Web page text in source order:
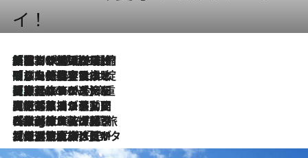
イ！
2026.8.6
「荷物が増えるほど旅ストレスは増す」美容ジャーナリストがたどり着いた最終結論。“化粧品を劇的に減らす”感動の凝縮美容とは
2026.8.6
「旅先には金髪ウィッグを持参」日本と同じメイクでは損してる!? 美容ジャーナリストが提案する“掟破りの旅美容”とは
2026.8.6
【厳選旅コスメ】「身軽さ＆UV対策重視！」ヘアアーティストshucoが選んだ夏旅ベストコスメを発表【Mサイズジップ】
2026.8.5
【厳選旅コスメ】国内をあちこち移動する河井菜摘が選んだ夏旅ベストコスメ発表！「リラックスアイテムはマスト」【Mサイズジップ】
2026.8.4
【厳選旅コスメ】「紫外線＆乾燥対策しながらメイク感も！」ヘア＆メイクGeorgeが選んだ夏旅ベストコスメを発表！【Mサイズジップ】
2026.8.3
【厳選旅コスメ】「保湿もタイパ重視！」“サウナ好き”タレント清水みさとが愛用する夏旅ベストコスメを発表！【Mサイズジップ】